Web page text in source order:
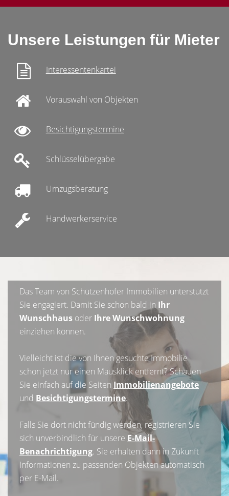
Unsere Leistungen für Mieter
Interessentenkartei
Vorauswahl von Objekten
Besichtigungstermine
Schlüsselübergabe
Umzugsberatung
Handwerkerservice
Das Team von Schützenhofer Immobilien unterstützt
Sie engagiert. Damit Sie schon bald in Ihr
Wunschhaus oder Ihre Wunschwohnung
einziehen können.
Vielleicht ist die von Ihnen gesuchte Immobilie
schon jetzt nur einen Mausklick entfernt? Schauen
Sie einfach auf die Seiten Immobilienangebote
und Besichtigungstermine.
Falls Sie dort nicht fündig werden, registrieren Sie
sich unverbindlich für unsere E-Mail-
Benachrichtigung. Sie erhalten dann in Zukunft
Informationen zu passenden Objekten automatisch
per E-Mail.